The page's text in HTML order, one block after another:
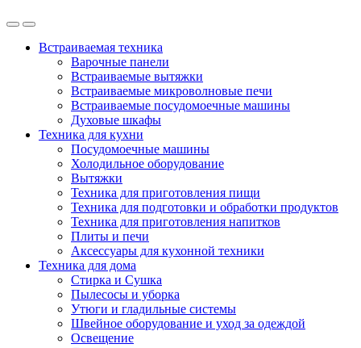
Встраиваемая техника
Варочные панели
Встраиваемые вытяжки
Встраиваемые микроволновые печи
Встраиваемые посудомоечные машины
Духовые шкафы
Техника для кухни
Посудомоечные машины
Холодильное оборудование
Вытяжки
Техника для приготовления пищи
Техника для подготовки и обработки продуктов
Техника для приготовления напитков
Плиты и печи
Аксессуары для кухонной техники
Техника для дома
Стирка и Сушка
Пылесосы и уборка
Утюги и гладильные системы
Швейное оборудование и уход за одеждой
Освещение